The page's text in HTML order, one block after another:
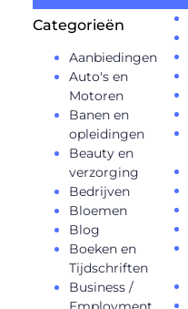
Categorieën
Aanbiedingen
Auto's en
Motoren
Banen en
opleidingen
Beauty en
verzorging
Bedrijven
Bloemen
Blog
Boeken en
Tijdschriften
Business /